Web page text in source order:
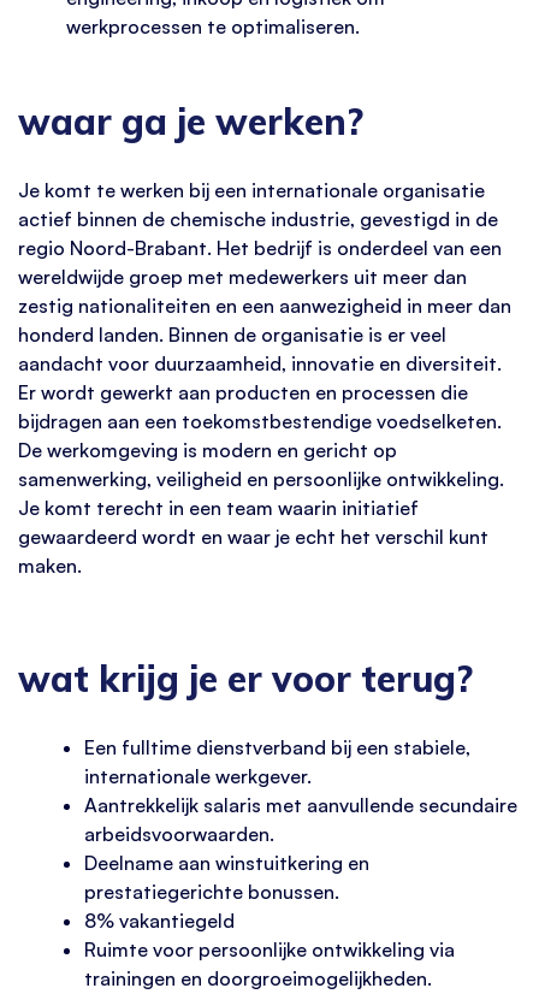
werkprocessen te optimaliseren.
waar ga je werken?
Je komt te werken bij een internationale organisatie
actief binnen de chemische industrie, gevestigd in de
regio Noord-Brabant. Het bedrijf is onderdeel van een
wereldwijde groep met medewerkers uit meer dan
zestig nationaliteiten en een aanwezigheid in meer dan
honderd landen. Binnen de organisatie is er veel
aandacht voor duurzaamheid, innovatie en diversiteit.
Er wordt gewerkt aan producten en processen die
bijdragen aan een toekomstbestendige voedselketen.
De werkomgeving is modern en gericht op
samenwerking, veiligheid en persoonlijke ontwikkeling.
Je komt terecht in een team waarin initiatief
gewaardeerd wordt en waar je echt het verschil kunt
maken.
wat krijg je er voor terug?
Een fulltime dienstverband bij een stabiele,
internationale werkgever.
Aantrekkelijk salaris met aanvullende secundaire
arbeidsvoorwaarden.
Deelname aan winstuitkering en
prestatiegerichte bonussen.
8% vakantiegeld
Ruimte voor persoonlijke ontwikkeling via
trainingen en doorgroeimogelijkheden.